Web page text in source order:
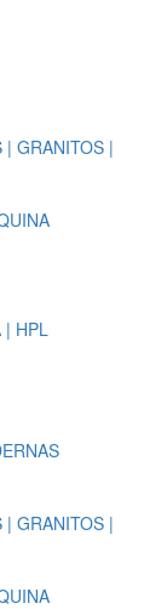
| GRANITOS |
| HPL
| GRANITOS |